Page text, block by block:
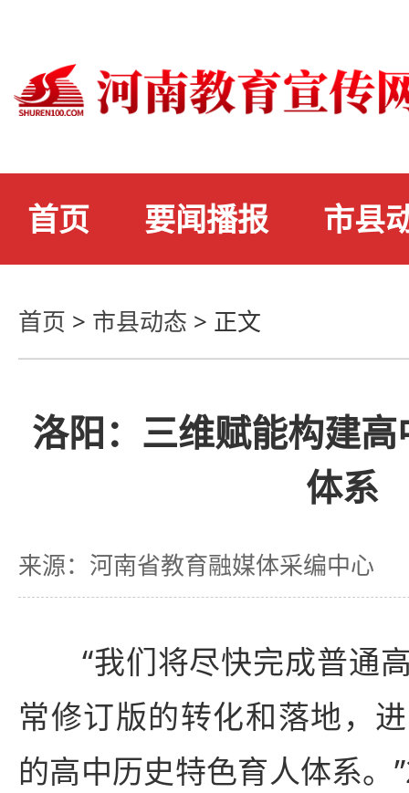
首页 要闻播报 市县
首页 > 市县动态 > 正文
洛阳：三维赋能构建
体系
来源：河南省教育融媒体采编中心
“我们将尽快完成普通
常修订版的转化和落地，
的高中历史特色育人体系。